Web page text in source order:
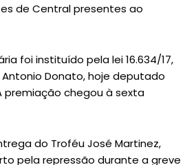
de Central presentes ao
foi instituído pela lei 16.634/17,
Donato, hoje deputado
premiação chegou à sexta
do Troféu José Martinez,
pela repressão durante a greve